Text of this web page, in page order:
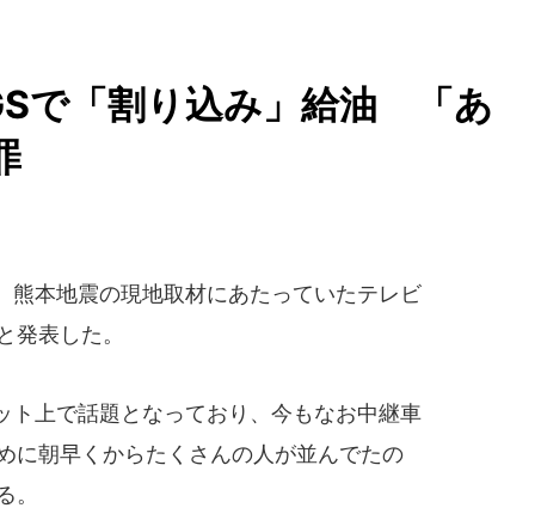
で「割り込み」給油 「あ
本地震の現地取材にあたっていたテレビ
発表した。
上で話題となっており、今もなお中継車
に朝早くからたくさんの人が並んでたの
。